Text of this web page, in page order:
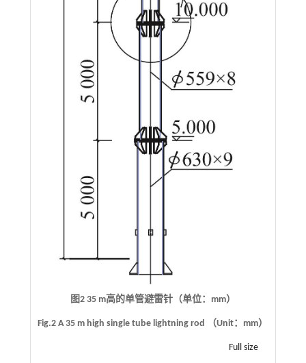
图2 35 m高的单管避雷针（单位：mm）
Fig.2 A 35 m high single tube lightning rod （Unit：mm）
Full size